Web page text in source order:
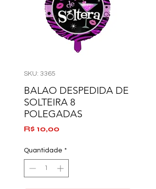
SKU: 3365
BALAO DESPEDIDA DE
SOLTEIRA 8
POLEGADAS
R$ 10,00
Quantidade *